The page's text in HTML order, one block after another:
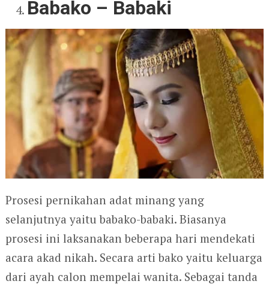
Babako – Babaki
Prosesi pernikahan adat minang yang
selanjutnya yaitu babako-babaki. Biasanya
prosesi ini laksanakan beberapa hari mendekati
acara akad nikah. Secara arti bako yaitu keluarga
dari ayah calon mempelai wanita. Sebagai tanda